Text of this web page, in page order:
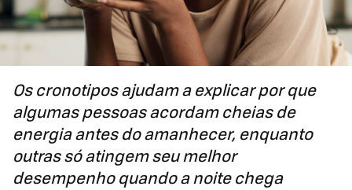
Os cronotipos ajudam a explicar por que
algumas pessoas acordam cheias de
energia antes do amanhecer, enquanto
outras só atingem seu melhor
desempenho quando a noite chega